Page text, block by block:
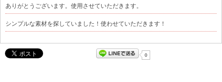
ありがとうございます。使用させていただきます。
シンプルな素材を探していました！使わせていただきます！
0